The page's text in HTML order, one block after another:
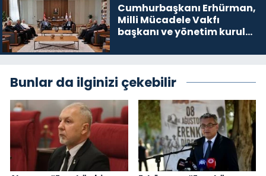
Cumhurbaşkanı Erhürman,
Milli Mücadele Vakfı
başkanı ve yönetim kurulu
Bunlar da ilginizi çekebilir